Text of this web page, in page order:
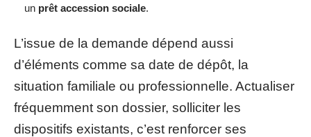
un prêt accession sociale.
L’issue de la demande dépend aussi
d’éléments comme sa date de dépôt, la
situation familiale ou professionnelle. Actualiser
fréquemment son dossier, solliciter les
dispositifs existants, c’est renforcer ses